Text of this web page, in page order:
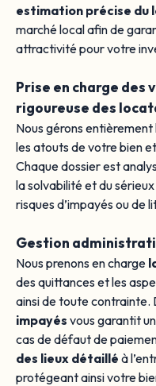
estimation précise du
marché local afin de
attractivité pour votre
Prise en charge des
rigoureuse des
Nous gérons
les atouts de votre bien
Chaque dossier est
la solvabilité et du
risques d’impayés ou de
Gestion
Nous prenons en charge
des quittances et les
ainsi de toute contrainte.
impayés vous garantit
cas de défaut de
des lieux détaillé à
protégeant ainsi votre